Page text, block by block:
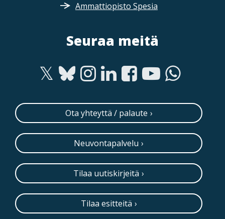
Ammattiopisto Spesia
Seuraa meitä
Ota yhteyttä / palaute
Neuvontapalvelu
Tilaa uutiskirjeitä
Tilaa esitteitä